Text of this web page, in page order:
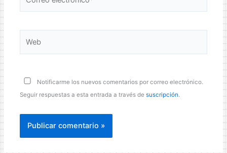
electrónico*
Notificarme los nuevos comentarios por correo electrónico.
Seguir respuestas a esta entrada a través desuscripción.